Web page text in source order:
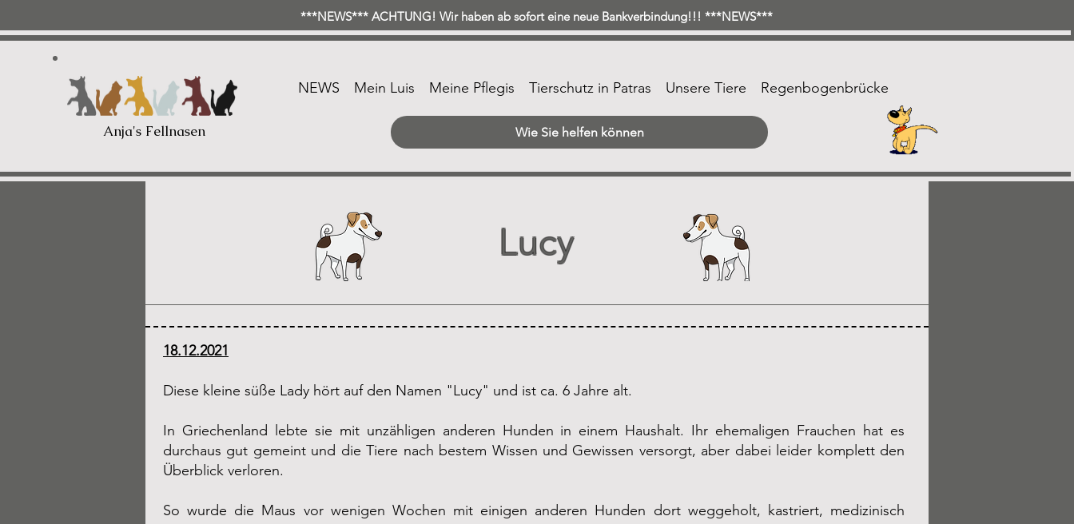
***NEWS*** ACHTUNG! Wir haben ab sofort eine neue Bankverbindung!!! ***NEWS***
Anja's Fellnasen
NEWS Mein Luis Meine Pflegis Tierschutz in Patras Unsere Tiere Regenbogenbrücke
Wie Sie helfen können
Lucy
18.12.2021
Diese kleine süße Lady hört auf den Namen "Lucy" und ist ca. 6 Jahre alt.
In Griechenland lebte sie mit unzähligen anderen Hunden in einem Haushalt. Ihr ehemaligen Frauchen hat es
durchaus gut gemeint und die Tiere nach bestem Wissen und Gewissen versorgt, aber dabei leider komplett den
Überblick verloren.
So wurde die Maus vor wenigen Wochen mit einigen anderen Hunden dort weggeholt, kastriert, medizinisch